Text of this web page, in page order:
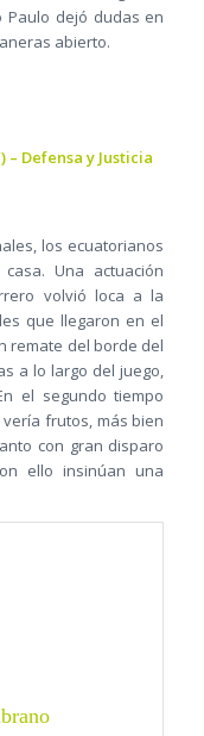
dejó dudas en
abierto.
– Defensa y Justicia
los ecuatorianos
Una actuación
volvió loca a la
que llegaron en el
remate del borde del
a lo largo del juego,
el segundo tiempo
frutos, más bien
con gran disparo
ello insinúan una